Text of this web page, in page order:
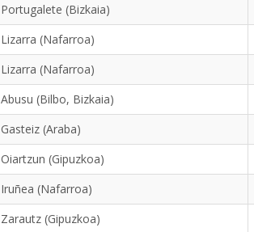
Portugalete (Bizkaia)
Lizarra (Nafarroa)
Lizarra (Nafarroa)
Abusu (Bilbo, Bizkaia)
Gasteiz (Araba)
Oiartzun (Gipuzkoa)
Iruñea (Nafarroa)
Zarautz (Gipuzkoa)